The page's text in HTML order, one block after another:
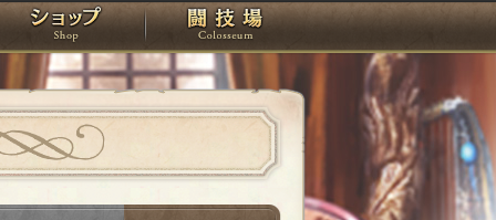
タジオ ショップ 闘技場